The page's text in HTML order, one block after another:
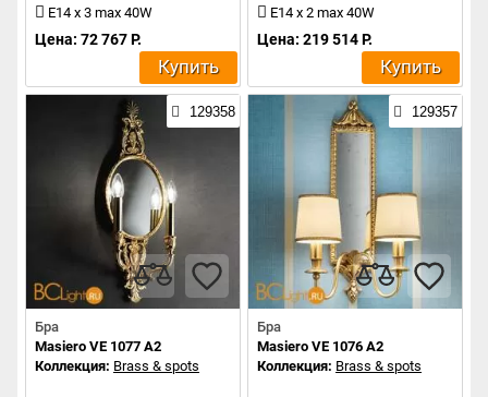
E14 x 3 max 40W
Цена: 72 767 Р.
Купить
E14 x 2 max 40W
Цена: 219 514 Р.
Купить
129358
Бра
Masiero VE 1077 A2
Коллекция: Brass & spots
129357
Бра
Masiero VE 1076 A2
Коллекция: Brass & spots